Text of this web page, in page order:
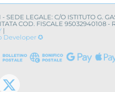
LEGALE: C/O ISTITUTO G.
COD. FISCALE 95032940108 -
|
Developer ✪